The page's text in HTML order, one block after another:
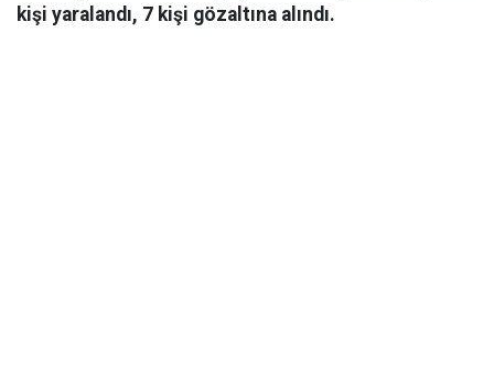
kişi yaralandı, 7 kişi gözaltına alındı.